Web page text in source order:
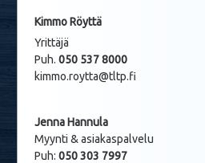
Kimmo Röyttä
Yrittäjä
Puh. 050 537 8000
kimmo.roytta@tltp.fi
Jenna Hannula
Myynti & asiakaspalvelu
Puh: 050 303 7997